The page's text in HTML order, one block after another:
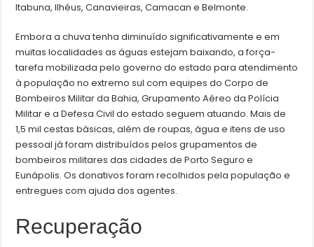
Itabuna, Ilhéus, Canavieiras, Camacan e Belmonte.
Embora a chuva tenha diminuído significativamente e em
muitas localidades as águas estejam baixando, a força-
tarefa mobilizada pelo governo do estado para atendimento
à população no extremo sul com equipes do Corpo de
Bombeiros Militar da Bahia, Grupamento Aéreo da Polícia
Militar e a Defesa Civil do estado seguem atuando. Mais de
1,5 mil cestas básicas, além de roupas, água e itens de uso
pessoal já foram distribuídos pelos grupamentos de
bombeiros militares das cidades de Porto Seguro e
Eunápolis. Os donativos foram recolhidos pela população e
entregues com ajuda dos agentes.
Recuperação